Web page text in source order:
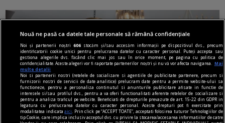
Nouă ne pasă ca datele tale personale să rămână confidențiale
Noi și partenerii noștri606 stocăm și/sau accesăm informații pe dispozitivul dvs., precum
identificatorii cookie unici pentru prelucrarea datelor cu caracter personal. Puteți accepta sau
gestiona alegerile dvs. făcând clic mai jos sau în orice moment, pe pagina cu politica de
confidențialitate. Aceste alegeri vor fi raportate partenerilor noștri și nu vă vor afecta navigarea.
Mai
multe detalii
Noi si partenerii nostri (retelele de socializare si agentiile de publicitate partenere, precum si
furnizorii nostri de servicii de date analitice) prelucram date pentru a permite website-ului sa
functioneze, pentru a personaliza continutul si anunturile publicitare afisate in functie de
interesele si/sau profilul dvs., pentru a va oferi functionalitati aferente retelelor de socializare si
pentru a analiza traficul pe website. Beneficiati de drepturile prevazute de art. 15-22 din GDPR in
legatura cu prelucrarea datelor cu caracter personal. Aceste drepturi pot fi exercitate prin
modalitatea indicataaici
. Prin click pe “ACCEPT TOATE”, acceptati folosirea tuturor Tehnologiilor de
tip Cookie, care implica inclusiv acceptul dvs. cu privire la stocarea/accesarea informatiilor de catre